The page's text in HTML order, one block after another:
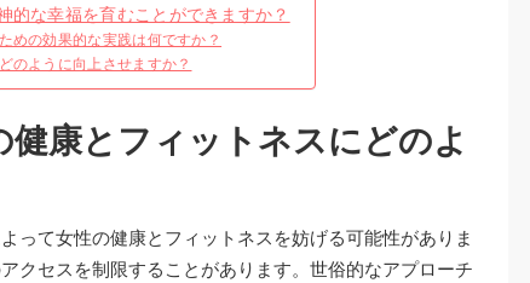
的な幸福を育むことができますか？
めの効果的な実践は何ですか？
のように向上させますか？
康とフィットネスにどのよ
って女性の健康とフィットネスを妨げる可能性がありま
クセスを制限することがあります。世俗的なアプローチ